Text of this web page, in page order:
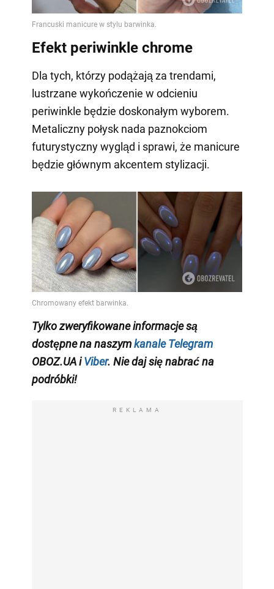
Efekt periwinkle chrome
Dla tych, którzy podążają za trendami,
lustrzane wykończenie w odcieniu
periwinkle będzie doskonałym wyborem.
Metaliczny połysk nada paznokciom
futurystyczny wygląd i sprawi, że manicure
będzie głównym akcentem stylizacji.
Tylko zweryfikowane informacje są
dostępne na naszymkanale Telegram
OBOZ.UA iViber. Nie daj się nabrać na
podróbki!
REKLAMA